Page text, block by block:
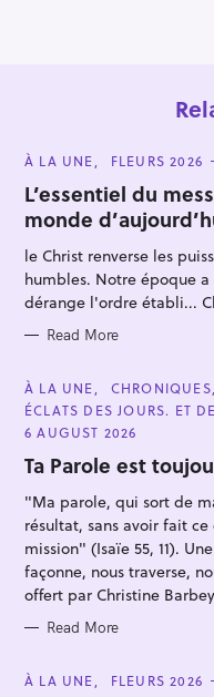
C
T
E
G
O
R
I
E
S
À LA UNE FLEURS 2026
L’essentiel du
monde
le Christ renverse les
humbles. Notre époque
dérange l'ordre établi...
Read More
C
A
T
E
G
O
R
E
À LA UNE
CHRONIQUES
ÉCLATS DES JOURS. ET
6 AUGUST 2026
Ta Parole est
"Ma parole, qui sort de
résultat, sans avoir fait
mission" (Isaïe 55, 11).
façonne, nous traverse,
offert par Christine
Read More
C
À LA UNE FLEURS 2026
S
e
a
r
c
h
f
o
r